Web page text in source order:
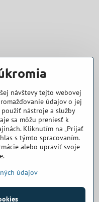
- Bratislava
návštevy tejto webovej
údajov o jej
nástroje a služby
sa môžu preniesť k
Kliknutím na „Prijať
s týmto spracovaním.
alebo upraviť svoje
údajov